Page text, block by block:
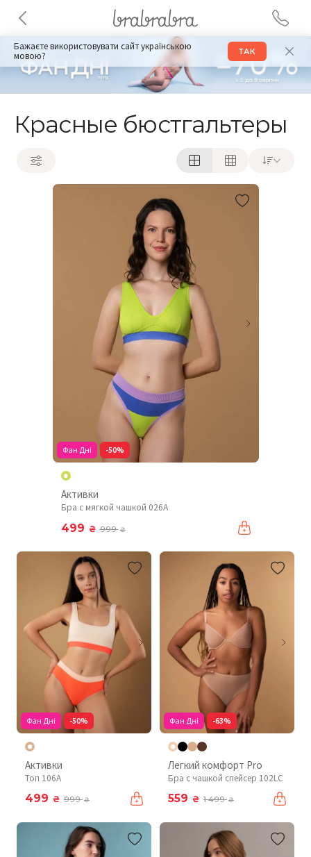
Бажаєте використовувати сайт українською
мовою?
ТАК
Красные бюстгальтеры
Фан Дні -50%
Активки
Бра с мягкой чашкой 026A
499 ₴ 999₴
Фан Дні -50%
Активки
Топ 106A
499 ₴ 999₴
Фан Дні -63%
Легкий комфорт Pro
Бра с чашкой спейсер 102LC
559 ₴ 1 499₴